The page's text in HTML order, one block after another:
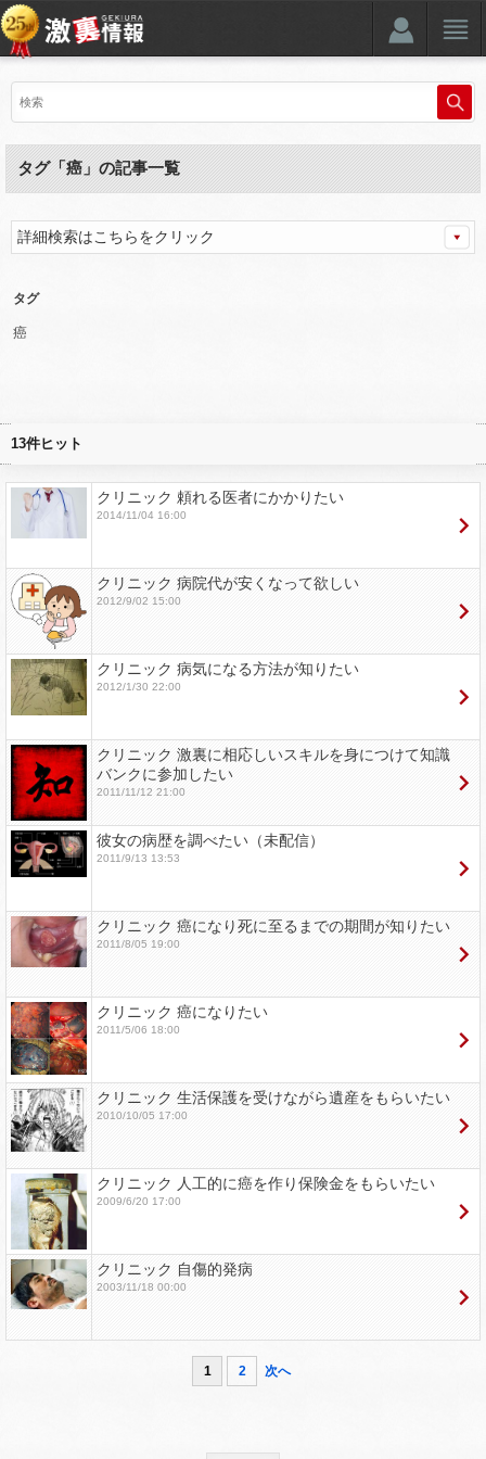
タグ「癌」の記事一覧
詳細検索はこちらをクリック
タグ
癌
13件ヒット
クリニック 頼れる医者にかかりたい
2014/11/04 16:00
クリニック 病院代が安くなって欲しい
2012/9/02 15:00
クリニック 病気になる方法が知りたい
2012/1/30 22:00
クリニック 激裏に相応しいスキルを身につけて知識
バンクに参加したい
2011/11/12 21:00
彼女の病歴を調べたい（未配信）
2011/9/13 13:53
クリニック 癌になり死に至るまでの期間が知りたい
2011/8/05 19:00
クリニック 癌になりたい
2011/5/06 18:00
クリニック 生活保護を受けながら遺産をもらいたい
2010/10/05 17:00
クリニック 人工的に癌を作り保険金をもらいたい
2009/6/20 17:00
クリニック 自傷的発病
2003/11/18 00:00
1 2 次へ